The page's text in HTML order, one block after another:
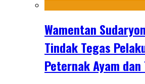
Wamentan
Tindak Tegas
Peternak Ayam